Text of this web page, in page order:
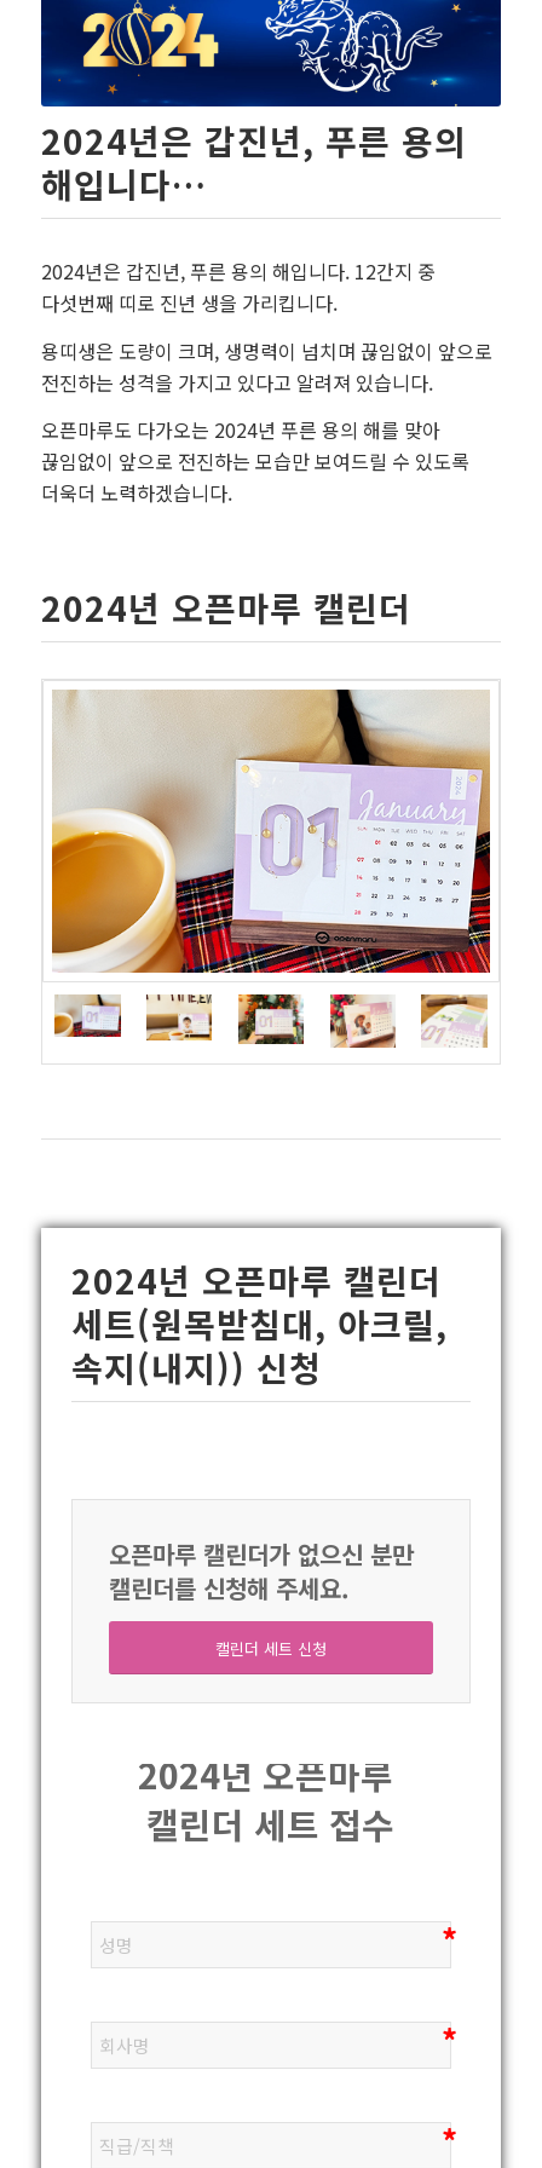
2024년은 갑진년, 푸른 용의
해입니다…
2024년은 갑진년, 푸른 용의 해입니다. 12간지 중
다섯번째 띠로 진년 생을 가리킵니다.
용띠생은 도량이 크며, 생명력이 넘치며 끊임없이 앞으로
전진하는 성격을 가지고 있다고 알려져 있습니다.
오픈마루도 다가오는 2024년 푸른 용의 해를 맞아
끊임없이 앞으로 전진하는 모습만 보여드릴 수 있도록
더욱더 노력하겠습니다.
2024년 오픈마루 캘린더
2024년 오픈마루 캘린더
세트(원목받침대, 아크릴,
속지(내지)) 신청
오픈마루 캘린더가 없으신 분만
캘린더를 신청해 주세요.
캘린더 세트 신청
2024년 오픈마루
캘린더 세트 접수